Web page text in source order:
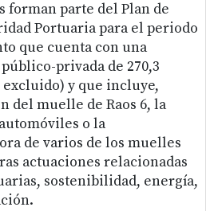
forman parte del Plan de
Portuaria para el periodo
que cuenta con una
privada de 270,3
y que incluye,
del muelle de Raos 6, la
o la
de varios de los muelles
actuaciones relacionadas
sostenibilidad, energía,